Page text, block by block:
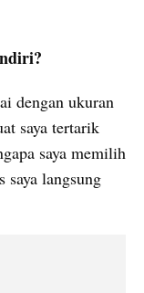
dengan ukuran
saya tertarik
saya memilih
langsung